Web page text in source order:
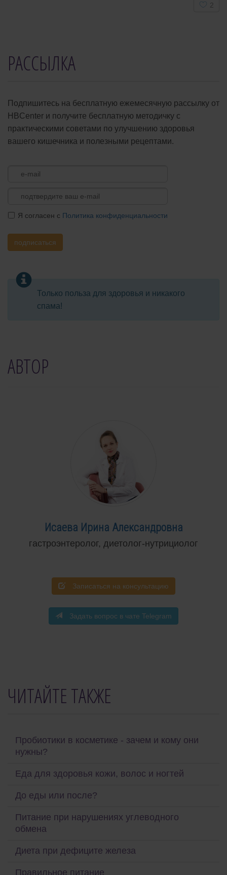
2
РАССЫЛКА
Подпишитесь на бесплатную ежемесячную рассылку от
HBCenter и получите бесплатную методичку с
практическими советами по улучшению здоровья
вашего кишечника и полезными рецептами.
Я согласен с Политика конфиденциальности
подписаться
Только польза для здоровья и никакого
спама!
АВТОР
Исаева Ирина Александровна
гастроэнтеролог, диетолог-нутрициолог
Записаться на консультацию
Задать вопрос в чате Telegram
ЧИТАЙТЕ ТАКЖЕ
Пробиотики в косметике - зачем и кому они
нужны?
Еда для здоровья кожи, волос и ногтей
До еды или после?
Питание при нарушениях углеводного
обмена
Диета при дефиците железа
Правильное питание